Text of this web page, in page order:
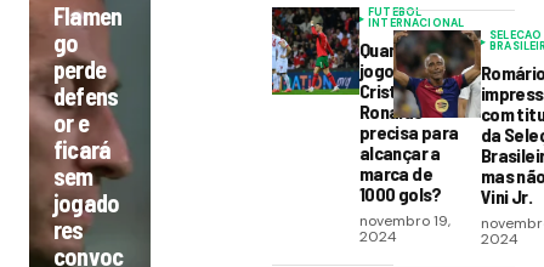
FUTEBOL
INTERNACIONAL
Quantos
jogos
Cristiano
Ronaldo
precisa para
alcançar a
marca de
1000 gols?
novembro 19,
2024
Flamen
go
perde
defens
or e
ficará
sem
jogado
res
convoc
SELECAO
com
da
mas
Vini Jr.
2024